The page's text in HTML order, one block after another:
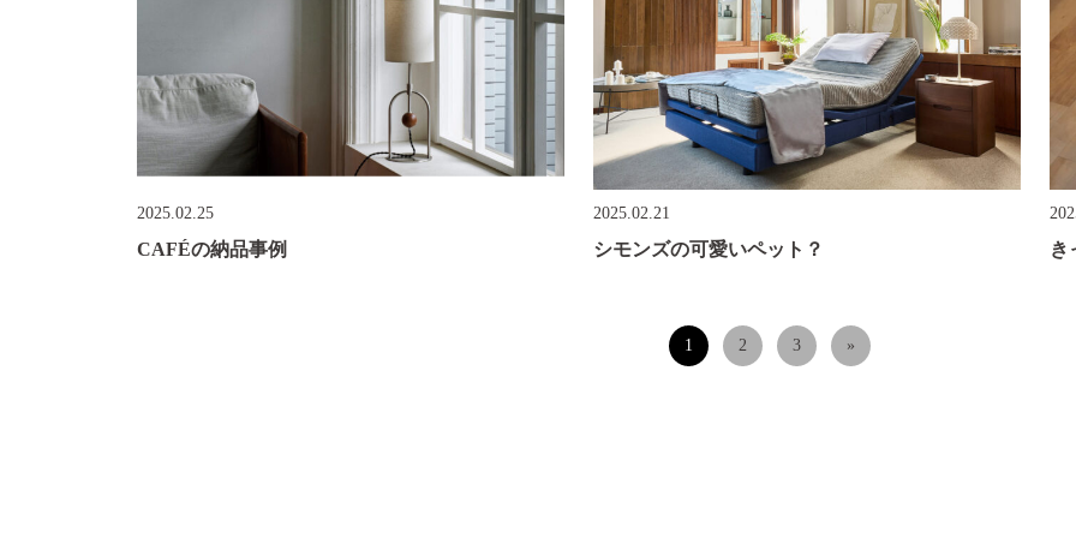
2025.02.25
CAFÉの納品事例
2025.02.21
シモンズの可愛いペット？ き
1 2 3 »